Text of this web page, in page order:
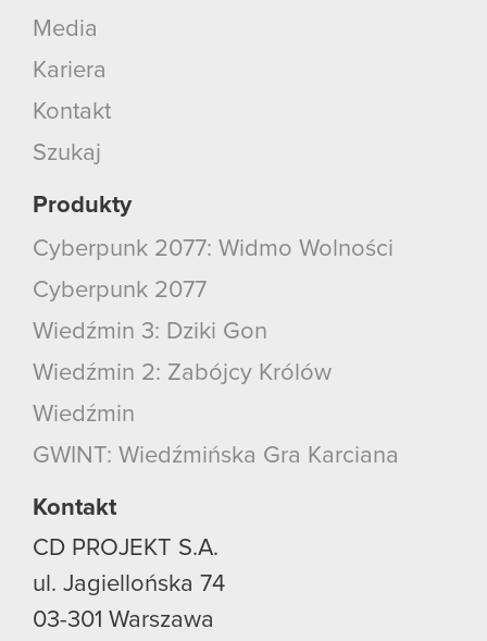
Media
Kariera
Kontakt
Szukaj
Produkty
Cyberpunk 2077: Widmo Wolności
Cyberpunk 2077
Wiedźmin 3: Dziki Gon
Wiedźmin 2: Zabójcy Królów
Wiedźmin
GWINT: Wiedźmińska Gra Karciana
Kontakt
CD PROJEKT S.A.
ul. Jagiellońska 74
03-301 Warszawa